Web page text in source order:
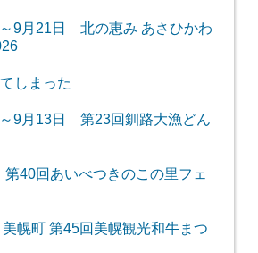
9月21日 北の恵み あさひかわ
しまった
9月13日 第23回釧路大漁どん
40回あいべつきのこの里フェ
幌町 第45回美幌観光和牛まつ